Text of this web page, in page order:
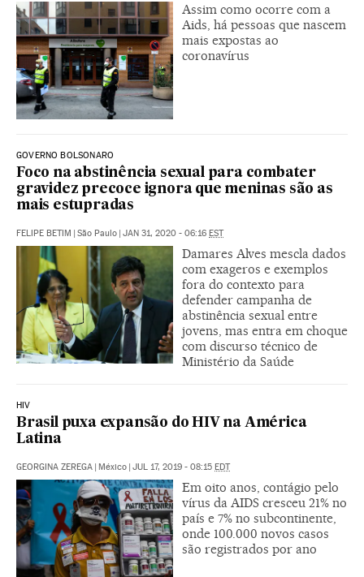
Assim como ocorre com a
Aids, há pessoas que nascem
mais expostas ao
coronavírus
GOVERNO BOLSONARO
Foco na abstinência sexual para combater
gravidez precoce ignora que meninas são as
mais estupradas
FELIPE BETIM | São Paulo | JAN 31, 2020 - 06:16 EST
Damares Alves mescla dados
com exageros e exemplos
fora do contexto para
defender campanha de
abstinência sexual entre
jovens, mas entra em choque
com discurso técnico de
Ministério da Saúde
HIV
Brasil puxa expansão do HIV na América
Latina
GEORGINA ZEREGA | México | JUL 17, 2019 - 08:15 EDT
Em oito anos, contágio pelo
vírus da AIDS cresceu 21% no
país e 7% no subcontinente,
onde 100.000 novos casos
são registrados por ano